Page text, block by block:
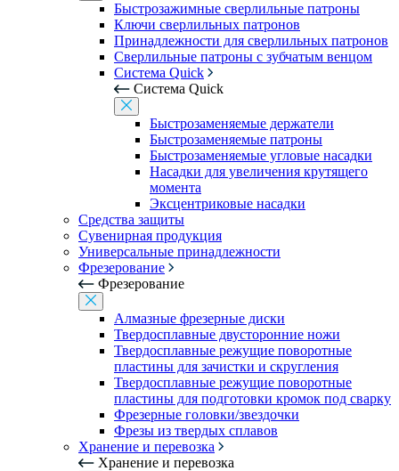
Быстрозажимные сверлильные патроны
Ключи сверлильных патронов
Принадлежности для сверлильных патронов
Сверлильные патроны с зубчатым венцом
Система Quick
Система Quick
Быстрозаменяемые держатели
Быстрозаменяемые патроны
Быстрозаменяемые угловые насадки
Насадки для увеличения крутящего
момента
Эксцентриковые насадки
Средства защиты
Сувенирная продукция
Универсальные принадлежности
Фрезерование
Фрезерование
Алмазные фрезерные диски
Твердосплавные двусторонние ножи
Твердосплавные режущие поворотные
пластины для зачистки и скругления
Твердосплавные режущие поворотные
пластины для подготовки кромок под сварку
Фрезерные головки/звездочки
Фрезы из твердых сплавов
Хранение и перевозка
Хранение и перевозка